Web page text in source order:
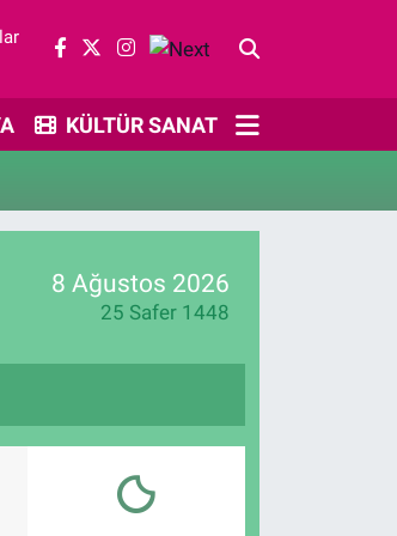
KÜLTÜR SANAT
8 Ağustos 2026
25 Safer 1448